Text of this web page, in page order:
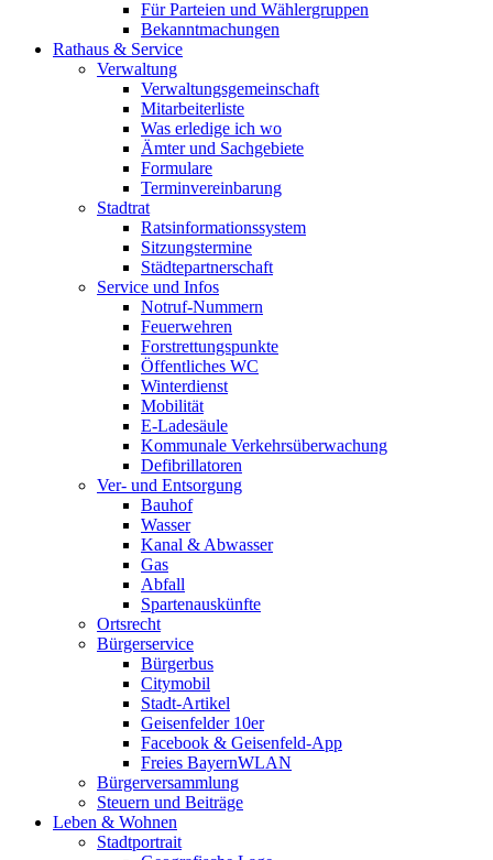
Für Parteien und Wählergruppen
Bekanntmachungen
Rathaus & Service
Verwaltung
Verwaltungsgemeinschaft
Mitarbeiterliste
Was erledige ich wo
Ämter und Sachgebiete
Formulare
Terminvereinbarung
Stadtrat
Ratsinformationssystem
Sitzungstermine
Städtepartnerschaft
Service und Infos
Notruf-Nummern
Feuerwehren
Forstrettungspunkte
Öffentliches WC
Winterdienst
Mobilität
E-Ladesäule
Kommunale Verkehrsüberwachung
Defibrillatoren
Ver- und Entsorgung
Bauhof
Wasser
Kanal & Abwasser
Gas
Abfall
Spartenauskünfte
Ortsrecht
Bürgerservice
Bürgerbus
Citymobil
Stadt-Artikel
Geisenfelder 10er
Facebook & Geisenfeld-App
Freies BayernWLAN
Bürgerversammlung
Steuern und Beiträge
Leben & Wohnen
Stadtportrait